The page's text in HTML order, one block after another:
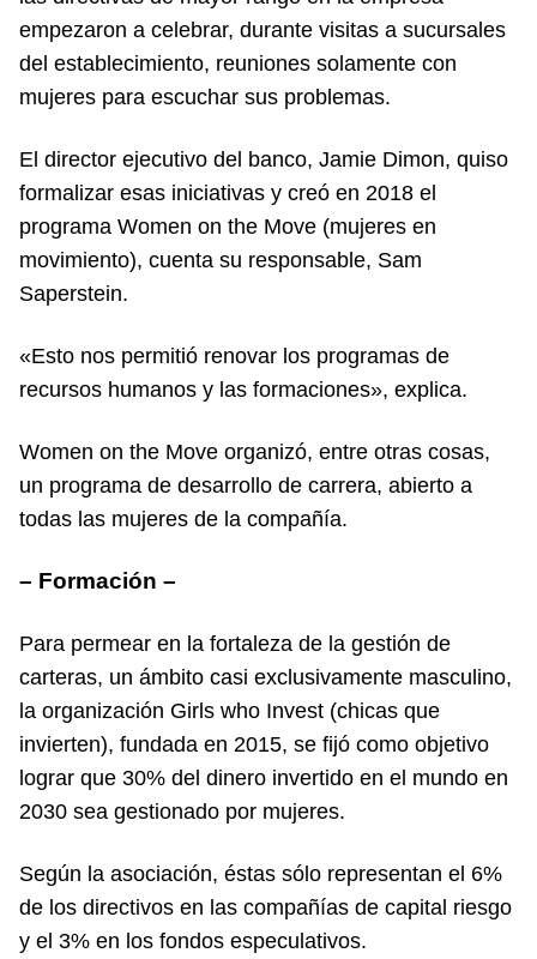
empezaron a celebrar, durante visitas a sucursales
del establecimiento, reuniones solamente con
mujeres para escuchar sus problemas.
El director ejecutivo del banco, Jamie Dimon, quiso
formalizar esas iniciativas y creó en 2018 el
programa Women on the Move (mujeres en
movimiento), cuenta su responsable, Sam
Saperstein.
«Esto nos permitió renovar los programas de
recursos humanos y las formaciones», explica.
Women on the Move organizó, entre otras cosas,
un programa de desarrollo de carrera, abierto a
todas las mujeres de la compañía.
– Formación –
Para permear en la fortaleza de la gestión de
carteras, un ámbito casi exclusivamente masculino,
la organización Girls who Invest (chicas que
invierten), fundada en 2015, se fijó como objetivo
lograr que 30% del dinero invertido en el mundo en
2030 sea gestionado por mujeres.
Según la asociación, éstas sólo representan el 6%
de los directivos en las compañías de capital riesgo
y el 3% en los fondos especulativos.